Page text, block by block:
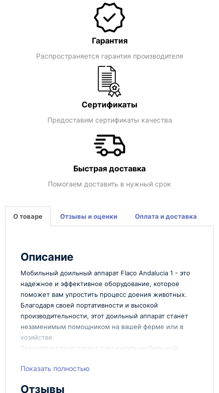
Гарантия
Распространяется гарантия производителя
Сертификаты
Предоставим сертификаты качества
Быстрая доставка
Помогаем доставить в нужный срок
О товаре Отзывы и оценки Оплата и доставка
Описание
Мобильный доильный аппарат Flaco Andalucia 1 - это
надежное и эффективное оборудование, которое
поможет вам упростить процесс доения животных.
Благодаря своей портативности и высокой
производительности, этот доильный аппарат станет
незаменимым помощником на вашей ферме или в
хозяйстве.
Технопром предлагает вам купить мобильный
цене. Это отличное решение для мелких и крупных
эффективное оборудование для доения животных.
Показать полностью
Отзывы